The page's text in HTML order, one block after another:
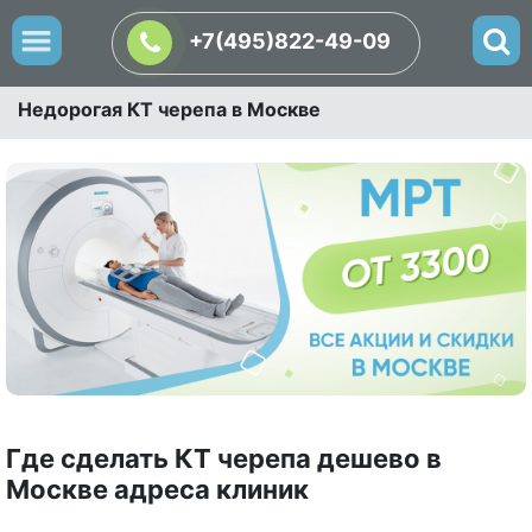
+7(495)822-49-09
Недорогая КТ черепа в Москве
Где сделать КТ черепа дешево в
Москве адреса клиник